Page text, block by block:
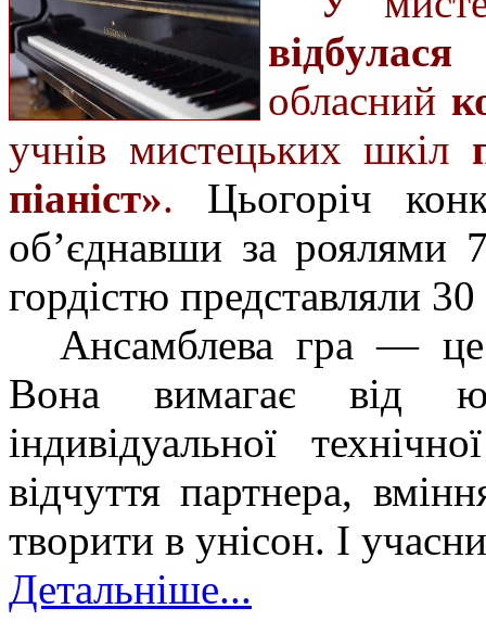
обласний
учнів мистецьких шкіл
піаніст». Цьогоріч
об’єднавши за роялями
гордістю представляли
Ансамблева гра —
Вона вимагає від
індивідуальної
відчуття партнера,
творити в унісон. І
Детальніше...